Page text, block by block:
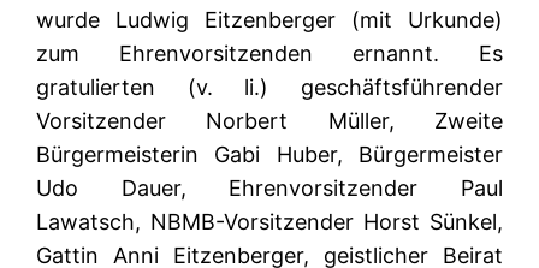
wurde Ludwig Eitzenberger (mit Urkunde)
zum Ehrenvorsitzenden ernannt. Es
gratulierten (v. li.) geschäftsführender
Vorsitzender Norbert Müller, Zweite
Bürgermeisterin Gabi Huber, Bürgermeister
Udo Dauer, Ehrenvorsitzender Paul
Lawatsch, NBMB-Vorsitzender Horst Sünkel,
Gattin Anni Eitzenberger, geistlicher Beirat